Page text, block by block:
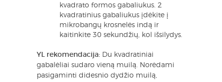
kvadrato formos gabaliukus. 2
kvadratinius gabaliukus įdėkite į
mikrobangų krosnelės indą ir
kaitinkite 30 sekundžių, kol išsilydys.
YL rekomendacija: Du kvadratiniai
gabalėliai sudaro vieną muilą. Norėdami
pasigaminti didesnio dydžio muilą,